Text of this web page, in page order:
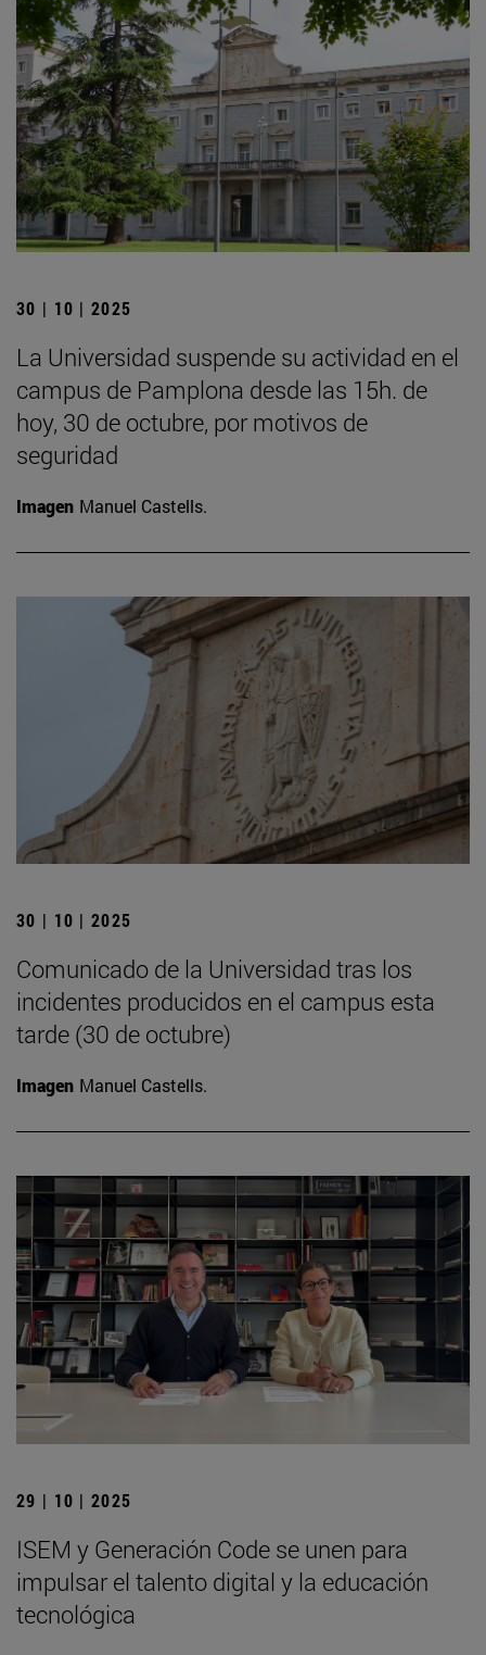
30 | 10 | 2025
La Universidad suspende su actividad en el
campus de Pamplona desde las 15h. de
hoy, 30 de octubre, por motivos de
seguridad
Imagen Manuel Castells.
30 | 10 | 2025
Comunicado de la Universidad tras los
incidentes producidos en el campus esta
tarde (30 de octubre)
Imagen Manuel Castells.
29 | 10 | 2025
ISEM y Generación Code se unen para
impulsar el talento digital y la educación
tecnológica